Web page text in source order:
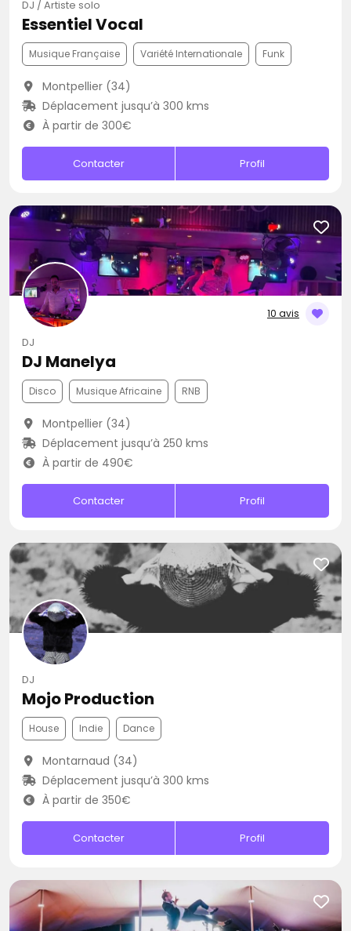
DJ / Artiste solo
Essentiel Vocal
Musique Française Variété Internationale Funk
Montpellier (34)
Déplacement jusqu’à 300 kms
À partir de 300€
Contacter Profil
10 avis
DJ
DJ Manelya
Disco Musique Africaine RNB
Montpellier (34)
Déplacement jusqu’à 250 kms
À partir de 490€
Contacter Profil
DJ
Mojo Production
House Indie Dance
Montarnaud (34)
Déplacement jusqu’à 300 kms
À partir de 350€
Contacter Profil